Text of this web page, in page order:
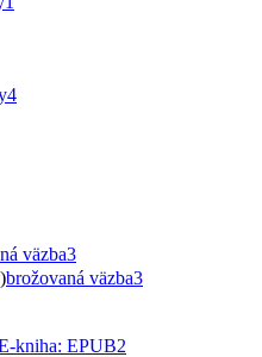
4
väzba3
brožovaná väzba3
kniha: EPUB2